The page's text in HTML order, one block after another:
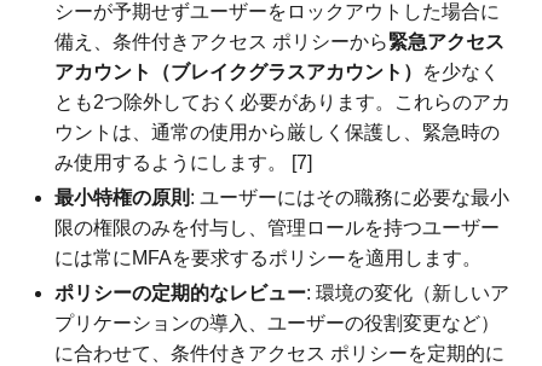
シーが予期せずユーザーをロックアウトした場合に
備え、条件付きアクセス ポリシーから緊急アクセス
アカウント（ブレイクグラスアカウント）
を少なく
とも2つ除外しておく必要があります。これらのアカ
ウントは、通常の使用から厳しく保護し、緊急時の
み使用するようにします。 [7]
最小特権の原則 : ユーザーにはその職務に必要な最小
限の権限のみを付与し、管理ロールを持つユーザー
には常にMFAを要求するポリシーを適用します。
ポリシーの定期的なレビュー: 環境の変化（新しいア
プリケーションの導入、ユーザーの役割変更など）
に合わせて、条件付きアクセス ポリシーを定期的に